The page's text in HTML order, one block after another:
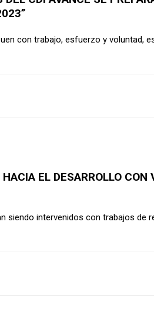
con trabajo, esfuerzo y voluntad,
EL DESARROLLO CON
siendo intervenidos con trabajos